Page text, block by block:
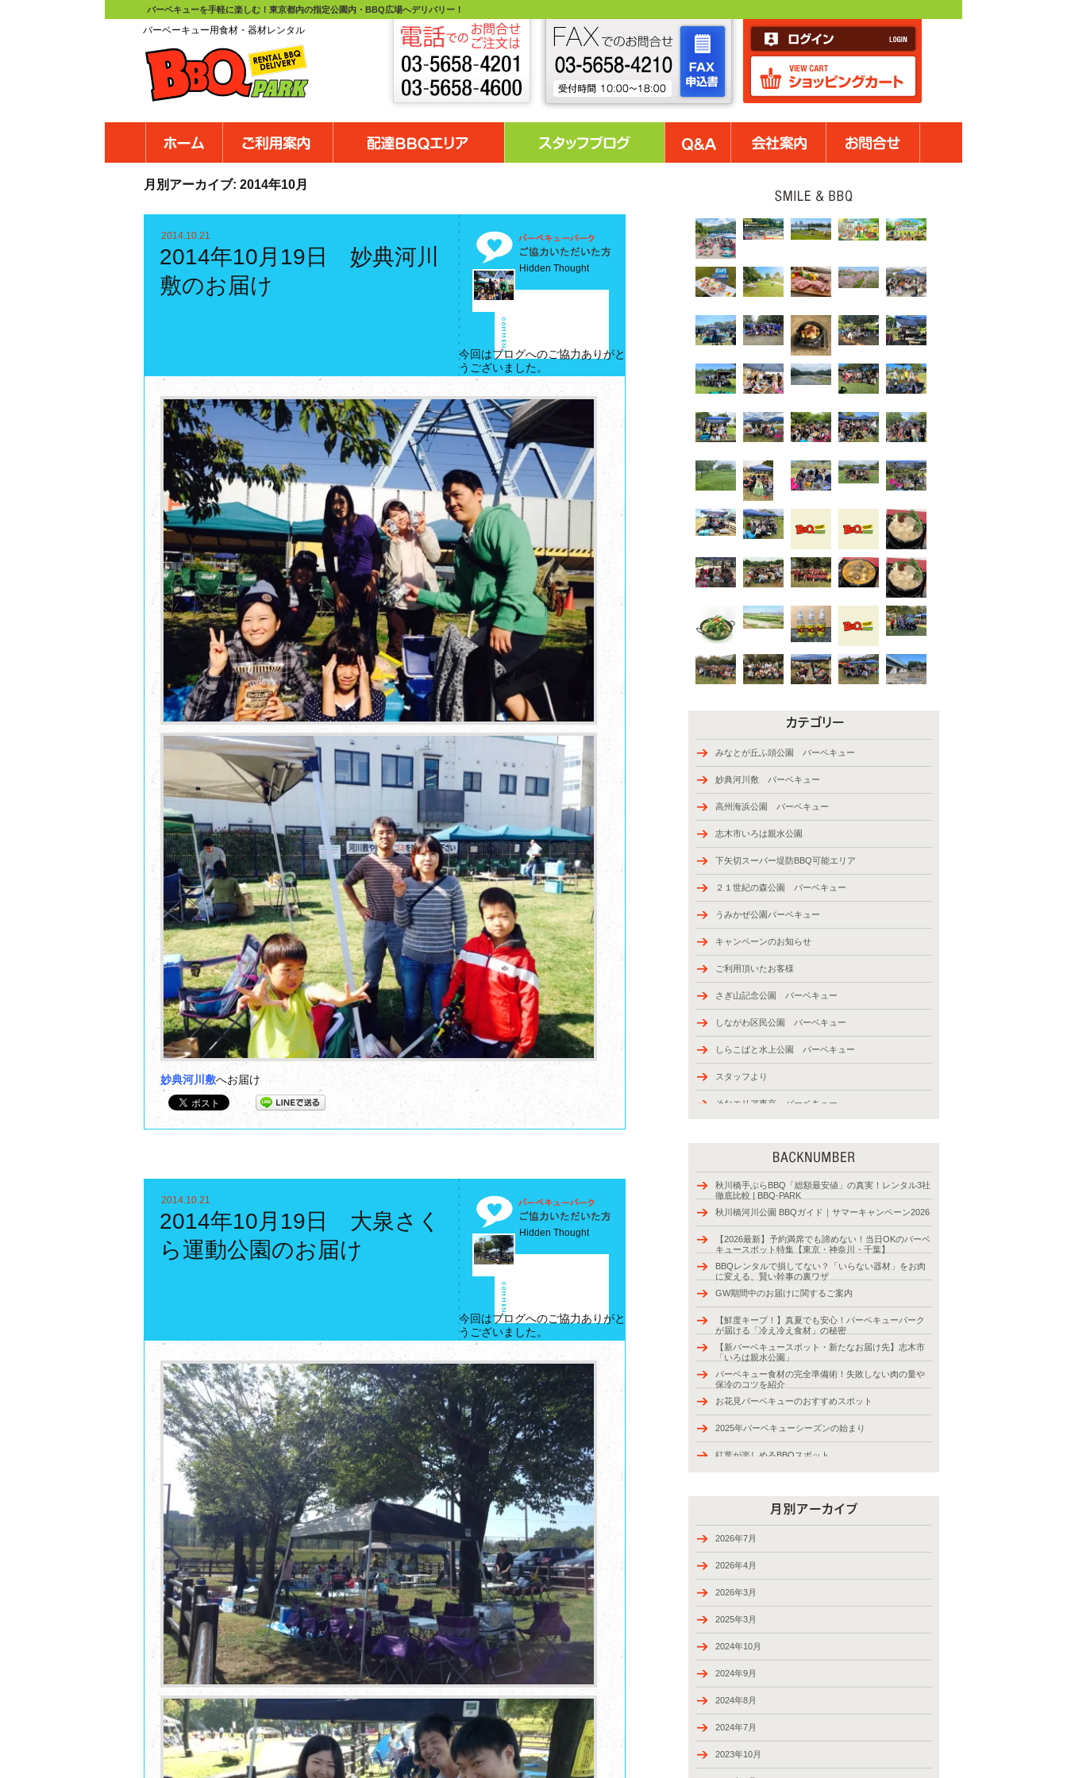
バーベキューを手軽に楽しむ！東京都内の指定公園内・BBQ広場へデリバリー！
バーベーキュー用食材・器材レンタル
月別アーカイブ: 2014年10月
2014.10.21
2014年10月19日 妙典河川
敷のお届け
Hidden Thought
今回はブログへのご協力ありがと
うございました。
妙典河川敷へお届け
2014.10.21
2014年10月19日 大泉さく
ら運動公園のお届け
Hidden Thought
今回はブログへのご協力ありがと
うございました。
みなとが丘ふ頭公園 バーベキュー
妙典河川敷 バーベキュー
高州海浜公園 バーベキュー
志木市いろは親水公園
下矢切スーパー堤防BBQ可能エリア
２１世紀の森公園 バーベキュー
うみかぜ公園バーベキュー
キャンペーンのお知らせ
ご利用頂いたお客様
さぎ山記念公園 バーベキュー
しながわ区民公園 バーベキュー
しらこばと水上公園 バーベキュー
スタッフより
そなエリア東京 バーベキュー
バーベキュー レンタル器材
バーベキュー 食材
バーベキューバスパック
バーベキュー便利ツール
バーベキュー食材
バックヤード
みさと公園 バーベキュー
みなとが丘公園 バーベキュー
丸子橋バーベキュー
京浜島つばさ公園バーベキュー
光が丘公園バーベキュー
公園案内
和田堀公園 バーベキュー
城南島バーベキュー
多摩川緑地バーベキュー
夢の島公園バーベキュー
大井ふ頭中央海浜公園バーベキュー
大島小松川公園 バーベキュー
大泉さくら運動公園 バーベキュー
妙典河川敷バーベキュー
宅配食材
富士公園 バーベキュー
秋川橋手ぶらBBQ「総額最安値」の真実！レンタル3社
徹底比較 | BBQ-PARK
秋川橋河川公園 BBQガイド｜サマーキャンペーン2026
【2026最新】予約満席でも諦めない！当日OKのバーベ
キュースポット特集【東京・神奈川・千葉】
BBQレンタルで損してない？「いらない器材」をお肉
に変える、賢い幹事の裏ワザ
GW期間中のお届けに関するご案内
【鮮度キープ！】真夏でも安心！バーベキューパーク
が届ける「冷え冷え食材」の秘密
【新バーベキュースポット・新たなお届け先】志木市
「いろは親水公園」
バーベキュー食材の完全準備術！失敗しない肉の量や
保冷のコツを紹介
お花見バーベキューのおすすめスポット
2025年バーベキューシーズンの始まり
紅葉が楽しめるBBQスポット
パッケージプラン・ローストダッチをラインアップ
2024年9月7-8日のお届け、BBQバスパック
2024年8月24-31日のお届け
夏休み期間（お盆）中にご利用頂きましたお客様の様
ご利用頂きましたお客様、2024年春―夏
キャンペーン・2024（秋川渓谷）実施中！
2023年夏にご利用頂きましたお客様
2023年7月2-17日のお届け
2023年6月24日―7月2日のお届け
2023年6月17-18日のお届け
2026年7月
2026年4月
2026年3月
2025年3月
2024年10月
2024年9月
2024年8月
2024年7月
2023年10月